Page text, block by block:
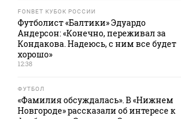
FONBET КУБОК РОССИИ
Футболист «Балтики» Эдуардо
Андерсон: «Конечно, переживал за
Кондакова. Надеюсь, с ним все будет
хорошо»
12:38
ФУТБОЛ
«Фамилия обсуждалась». В «Нижнем
Новгороде» рассказали об интересе к